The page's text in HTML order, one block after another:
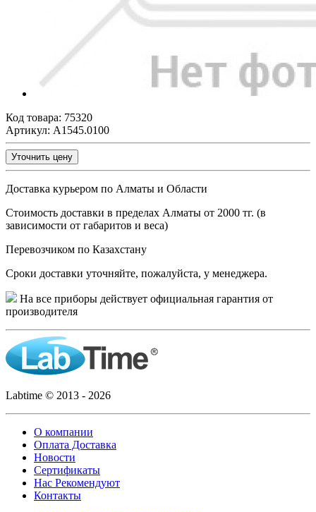
Код товара: 75320
Артикул: A1545.0100
Уточнить цену
Доставка курьером по Алматы и Области
Стоимость доставки в пределах Алматы от 2000 тг. (в
зависимости от габаритов и веса)
Перевозчиком по Казахстану
Сроки доставки уточняйте, пожалуйста, у менеджера.
На все приборы действует официальная гарантия от
производителя
Labtime © 2013 - 2026
О компании
Оплата Доставка
Новости
Сертификаты
Нас Рекомендуют
Контакты